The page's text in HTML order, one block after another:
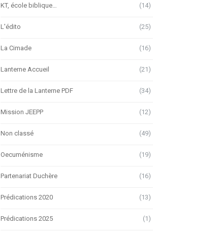
KT, école biblique… (14)
L'édito (25)
La Cimade (16)
Lanterne Accueil (21)
Lettre de la Lanterne PDF (34)
Mission JEEPP (12)
Non classé (49)
Oecuménisme (19)
Partenariat Duchère (16)
Prédications 2020 (13)
Prédications 2025 (1)